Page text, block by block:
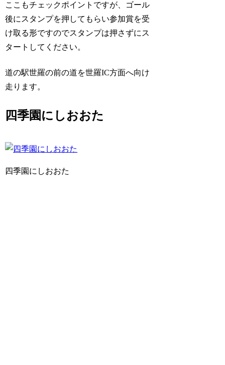
ここもチェックポイントですが、ゴール
後にスタンプを押してもらい参加賞を受
け取る形ですのでスタンプは押さずにス
タートしてください。
道の駅世羅の前の道を世羅IC方面へ向け
走ります。
四季園にしおおた
四季園にしおおた